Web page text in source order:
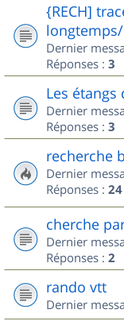
{RECH]
Dernier
Réponses : 3
Les étangs
Dernier
Réponses : 3
recherche
Dernier
Réponses : 24
cherche
Dernier
Réponses : 2
rando vtt
Dernier